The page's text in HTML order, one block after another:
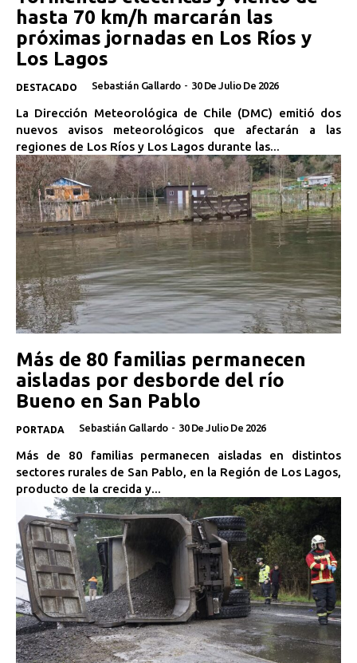
hasta 70 km/h marcarán las
próximas jornadas en Los Ríos y
Los Lagos
DESTACADO Sebastián Gallardo - 30 De Julio De 2026
La Dirección Meteorológica de Chile (DMC) emitió dos
nuevos avisos meteorológicos que afectarán a las
regiones de Los Ríos y Los Lagos durante las...
Más de 80 familias permanecen
aisladas por desborde del río
Bueno en San Pablo
PORTADA Sebastián Gallardo - 30 De Julio De 2026
Más de 80 familias permanecen aisladas en distintos
sectores rurales de San Pablo, en la Región de Los Lagos,
producto de la crecida y...